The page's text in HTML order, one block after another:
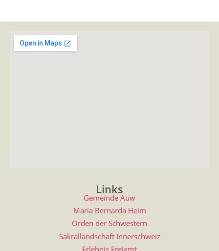
Links
Gemeinde Auw
Maria Bernarda Heim
Orden der Schwestern
Sakrallandschaft Innerschweiz